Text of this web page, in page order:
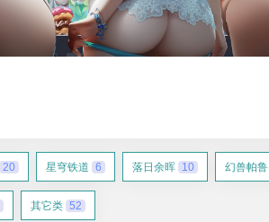
20 星穹铁道 6 落日余晖 10 幻兽帕鲁
其它类 52